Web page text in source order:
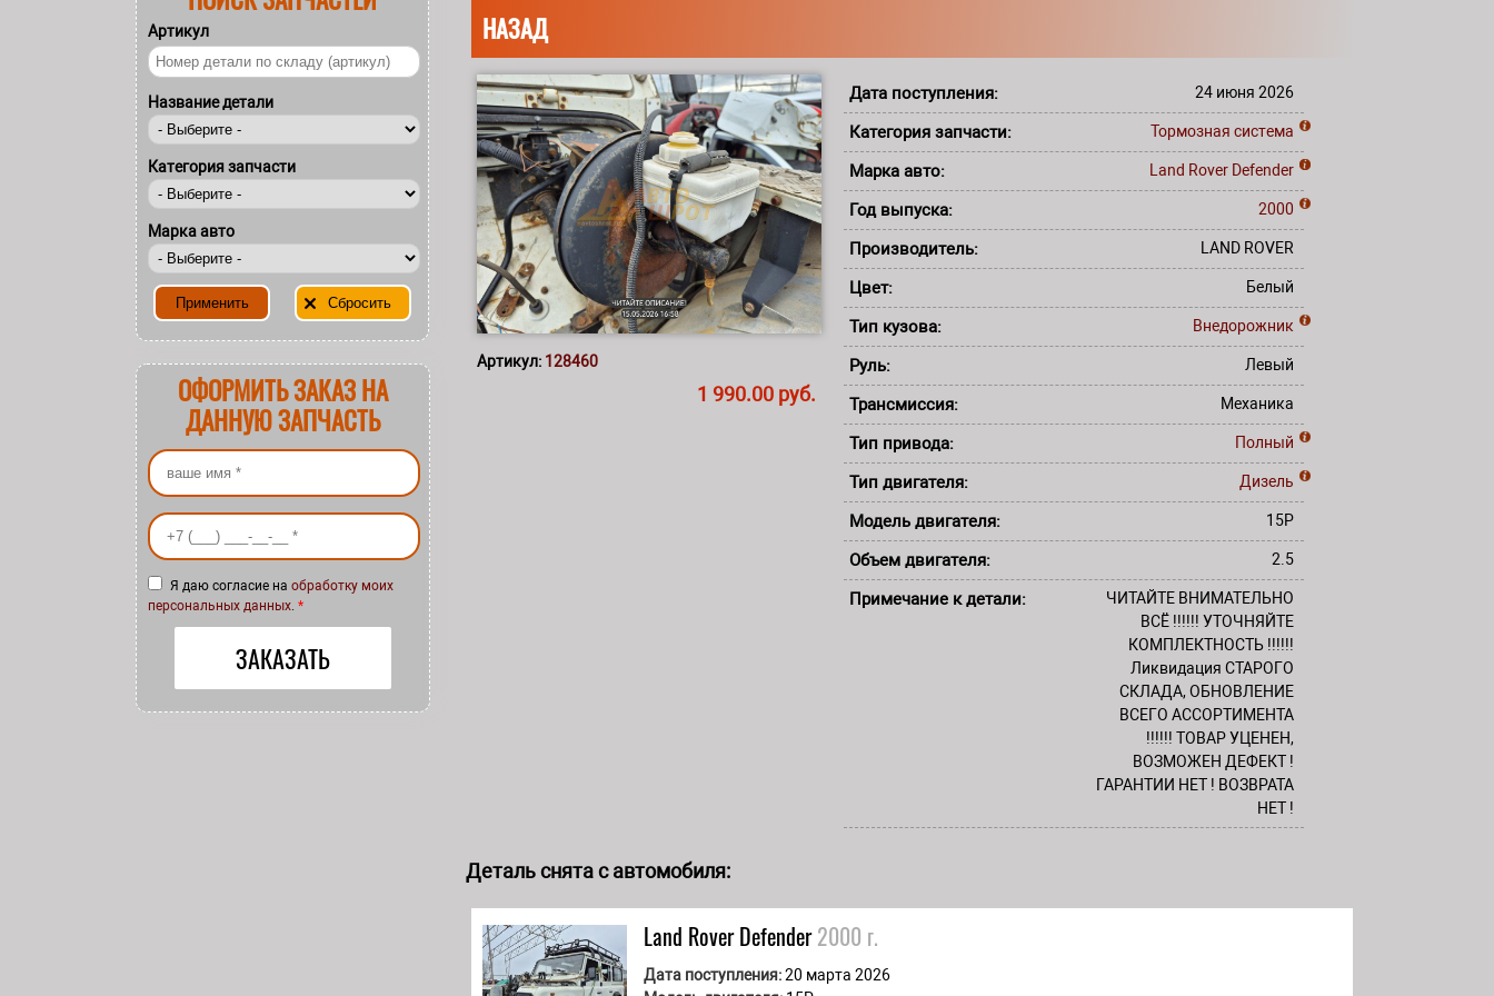
НАЗАД
Артикул: 128460
1 990.00 руб.
Дата поступления: 24 июня 2026
Категория запчасти: Тормозная система
Марка авто: Land Rover Defender
Год выпуска: 2000
Производитель: LAND ROVER
Цвет: Белый
Тип кузова: Внедорожник
Руль: Левый
Трансмиссия: Механика
Тип привода: Полный
Тип двигателя: Дизель
Модель двигателя: 15P
Объем двигателя: 2.5
Примечание к детали:
ЧИТАЙТЕ ВНИМАТЕЛЬНО
ВСЁ !!!!!! УТОЧНЯЙТЕ
КОМПЛЕКТНОСТЬ !!!!!!
Ликвидация СТАРОГО
СКЛАДА, ОБНОВЛЕНИЕ
ВСЕГО АССОРТИМЕНТА
!!!!!! ТОВАР УЦЕНЕН,
ВОЗМОЖЕН ДЕФЕКТ !
ГАРАНТИИ НЕТ ! ВОЗВРАТА
НЕТ !
Деталь снята с автомобиля:
Land Rover Defender2000 г.
Дата поступления:20 марта 2026
Артикул
Название детали
Категория запчасти
Марка авто
ОФОРМИТЬ ЗАКАЗ НА
ДАННУЮ ЗАПЧАСТЬ
Ваше имя
Ваш номер телефона
Я даю согласие на обработку моих
персональных данных. *